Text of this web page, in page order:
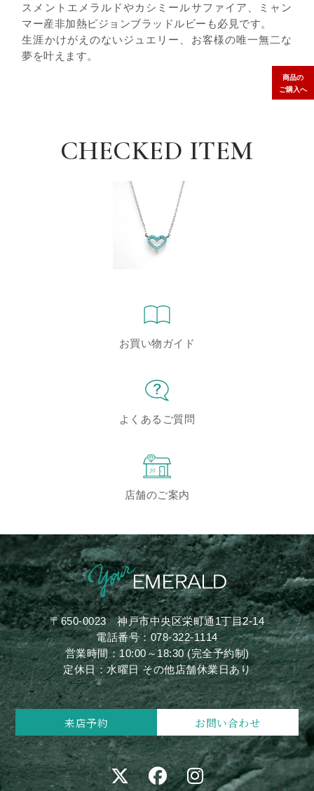
スメントエメラルドやカシミールサファイア、ミャン
マー産非加熱ピジョンブラッドルビーも必見です。
生涯かけがえのないジュエリー、お客様の唯一無二な
夢を叶えます。
商品の
ご購入へ
CHECKED ITEM
お買い物ガイド
よくあるご質問
店舗のご案内
〒650-0023神戸市中央区栄町通1丁目2-14
電話番号：078-322-1114
営業時間：10:00～18:30 (完全予約制)
定休日：水曜日 その他店舗休業日あり
来店予約 お問い合わせ